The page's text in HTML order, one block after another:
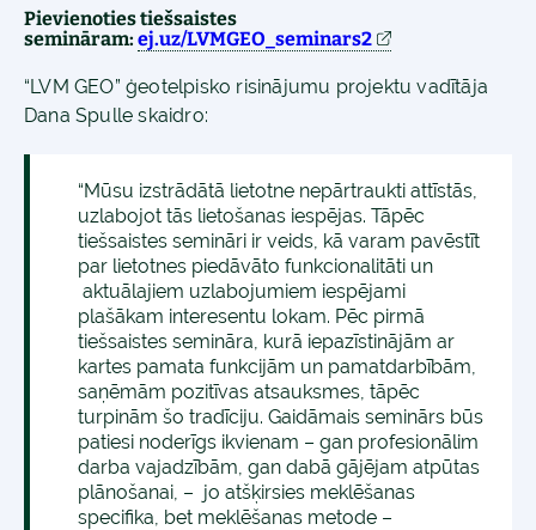
Pievienoties tiešsaistes
semināram: ej.uz/LVMGEO_seminars2
“LVM GEO” ģeotelpisko risinājumu projektu vadītāja
Dana Spulle skaidro:
“Mūsu izstrādātā lietotne nepārtraukti attīstās,
uzlabojot tās lietošanas iespējas. Tāpēc
tiešsaistes semināri ir veids, kā varam pavēstīt
par lietotnes piedāvāto funkcionalitāti un
aktuālajiem uzlabojumiem iespējami
plašākam interesentu lokam. Pēc pirmā
tiešsaistes semināra, kurā iepazīstinājām ar
kartes pamata funkcijām un pamatdarbībām,
saņēmām pozitīvas atsauksmes, tāpēc
turpinām šo tradīciju. Gaidāmais seminārs būs
patiesi noderīgs ikvienam – gan profesionālim
darba vajadzībām, gan dabā gājējam atpūtas
plānošanai, – jo atšķirsies meklēšanas
specifika, bet meklēšanas metode –